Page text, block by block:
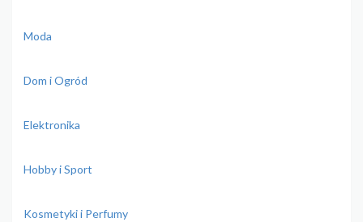
Moda
Dom i Ogród
Elektronika
Hobby i Sport
Kosmetyki i Perfumy